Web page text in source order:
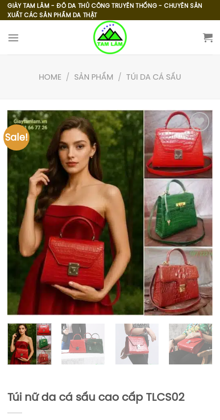
Skip
to
GIÀY TAM LÂM - ĐỒ DA THỦ CÔNG TRUYỀN THỐNG - CHUYÊN SẢN
XUẤT CÁC SẢN PHẨM DA THẬT
HOME / SẢN PHẨM / TÚI DA CÁ SẤU
Sale!
Add to
wishlist
Túi nữ da cá sấu cao cấp TLCS02